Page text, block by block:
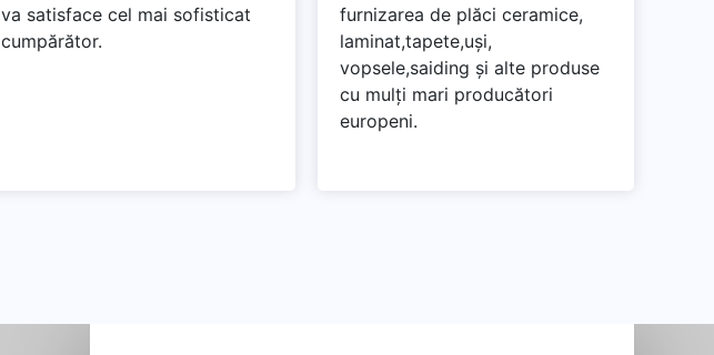
va satisface cel mai sofisticat
cumpărător.
furnizarea de plăci ceramice,
laminat,tapete,uși,
vopsele,saiding și alte produse
cu mulți mari producători
europeni.